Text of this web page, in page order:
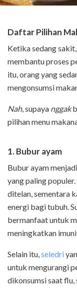
Daftar Pilihan
Ketika sedang
membantu proses
itu, orang yang
mengonsumsi
Nah, supaya nggak
pilihan menu
1. Bubur ayam
Bubur ayam
yang paling
ditelan, sementara
energi bagi tubuh.
bermanfaat untuk
meningkatkan
Selain itu,seledri
untuk mengurangi
dikonsumsi saat